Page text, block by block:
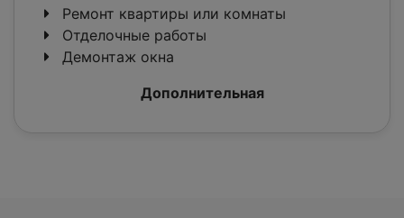
Ремонт квартиры или комнаты
Отделочные работы
Демонтаж окна
Дополнительная